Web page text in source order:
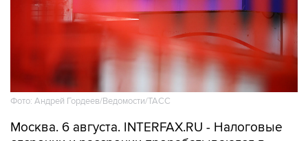
Фото: Андрей Гордеев/Ведомости/ТАСС
Москва. 6 августа. INTERFAX.RU - Налоговые